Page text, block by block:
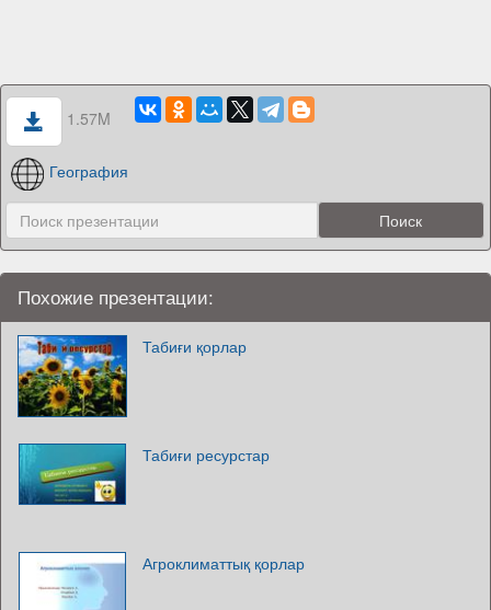
1.57M
География
Похожие презентации:
Табиғи қорлар
Табиғи ресурстар
Агроклиматтық қорлар